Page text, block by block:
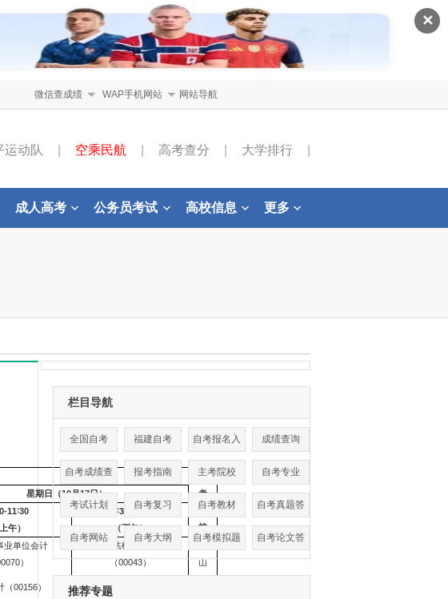
✕
微信查成绩 WAP手机网站 网站导航
运动队 空乘民航 高考查分 大学排行
成人高考 公务员考试 高校信息 更多
主
考
院
校
星期日（10月17日）
11∶30
上午）
14
∶30-17∶00
（下午）
业单位会计
）
经济法概论财经类
（00043）
山
西
（00156）
栏目导航
全国自考 福建自考 自考报名入
口
成绩查询
自考成绩查
询
报考指南 主考院校 自考专业
考试计划 自考复习 自考教材 自考真题答
案
自考网站
自考大纲 自考模拟题 自考论文答
辩
推荐专题